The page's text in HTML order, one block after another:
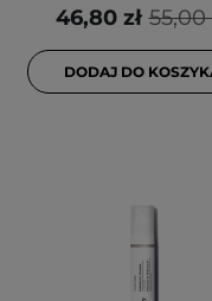
55,00
46,80 zł
DODAJ DO